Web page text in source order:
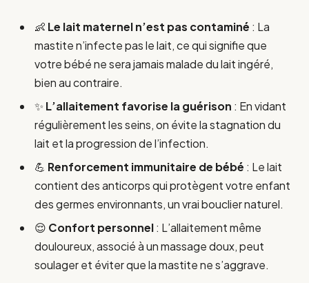
👶 Le lait maternel n’est pas contaminé : La
mastite n’infecte pas le lait, ce qui signifie que
votre bébé ne sera jamais malade du lait ingéré,
bien au contraire.
✨ L’allaitement favorise la guérison : En vidant
régulièrement les seins, on évite la stagnation du
lait et la progression de l’infection.
💪 Renforcement immunitaire de bébé : Le lait
contient des anticorps qui protègent votre enfant
des germes environnants, un vrai bouclier naturel.
😌 Confort personnel: L’allaitement même
douloureux, associé à un massage doux, peut
soulager et éviter que la mastite ne s’aggrave.